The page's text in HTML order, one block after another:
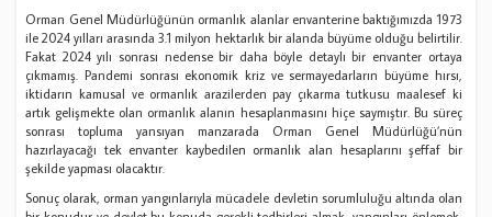
Orman Genel Müdürlüğünün ormanlık alanlar envanterine baktığımızda 1973
ile 2024 yılları arasında 3.1 milyon hektarlık bir alanda büyüme olduğu belirtilir.
Fakat 2024 yılı sonrası nedense bir daha böyle detaylı bir envanter ortaya
çıkmamış. Pandemi sonrası ekonomik kriz ve sermayedarların büyüme hırsı,
iktidarın kamusal ve ormanlık arazilerden pay çıkarma tutkusu maalesef ki
artık gelişmekte olan ormanlık alanın hesaplanmasını hiçe saymıştır. Bu süreç
sonrası topluma yansıyan manzarada Orman Genel Müdürlüğü’nün
hazırlayacağı tek envanter kaybedilen ormanlık alan hesaplarını şeffaf bir
şekilde yapması olacaktır.
Sonuç olarak, orman yangınlarıyla mücadele devletin sorumluluğu altında olan